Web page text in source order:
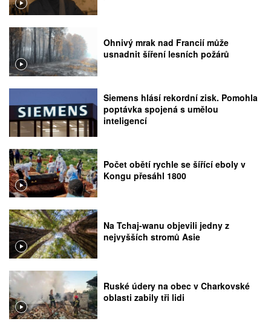
Ohnivý mrak nad Francií může
usnadnit šíření lesních požárů
Siemens hlásí rekordní zisk. Pomohla
poptávka spojená s umělou
inteligencí
Počet obětí rychle se šířící eboly v
Kongu přesáhl 1800
Na Tchaj-wanu objevili jedny z
nejvyšších stromů Asie
Ruské údery na obec v Charkovské
oblasti zabily tři lidi